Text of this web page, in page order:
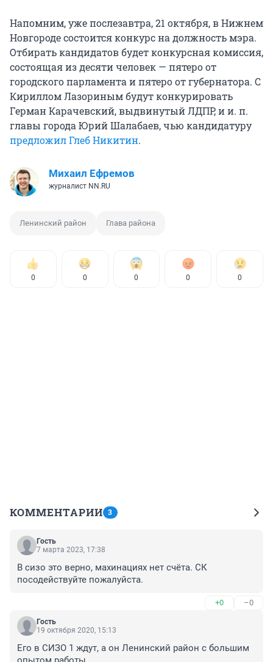
Напомним, уже послезавтра, 21 октября, в Нижнем
Новгороде состоится конкурс на должность мэра.
Отбирать кандидатов будет конкурсная комиссия,
состоящая из десяти человек — пятеро от
городского парламента и пятеро от губернатора. С
Кириллом Лазориным будут конкурировать
Герман Карачевский, выдвинутый ЛДПР, и и. п.
главы города Юрий Шалабаев, чью кандидатуру
предложил Глеб Никитин.
Михаил Ефремов
журналист NN.RU
Ленинский район Глава района
0 0 0 0 0
КОММЕНТАРИИ 3
Гость
7 марта 2023, 17:38
В сизо это верно, махинациях нет счёта. СК
посодействуйте пожалуйста.
+0 –0
Гость
19 октября 2020, 15:13
Его в СИЗО 1 ждут, а он Ленинский район с большим